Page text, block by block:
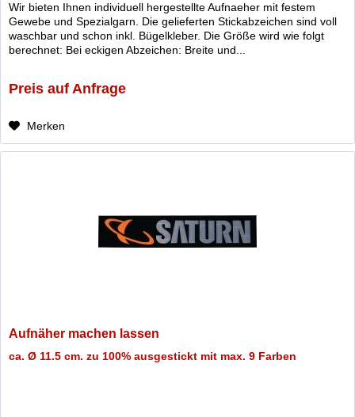
Wir bieten Ihnen individuell hergestellte Aufnaeher mit festem
Gewebe und Spezialgarn. Die gelieferten Stickabzeichen sind voll
waschbar und schon inkl. Bügelkleber. Die Größe wird wie folgt
berechnet: Bei eckigen Abzeichen: Breite und...
Preis auf Anfrage
Merken
Aufnäher machen lassen
ca. Ø 11.5 cm. zu 100% ausgestickt mit max. 9 Farben